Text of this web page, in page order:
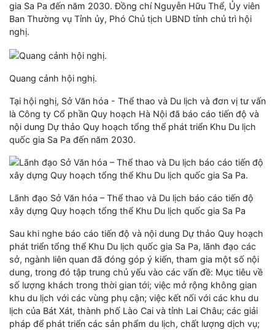
gia Sa Pa đến năm 2030. Đồng chí Nguyễn Hữu Thể, Ủy viên
Ban Thường vụ Tỉnh ủy, Phó Chủ tịch UBND tỉnh chủ trì hội
nghị.
Quang cảnh hội nghị.
Tại hội nghị, Sở Văn hóa - Thể thao và Du lịch và đơn vị tư vấn
là Công ty Cổ phần Quy hoạch Hà Nội đã báo cáo tiến độ và
nội dung Dự thảo Quy hoạch tổng thể phát triển Khu Du lịch
quốc gia Sa Pa đến năm 2030.
Lãnh đạo Sở Văn hóa – Thể thao và Du lịch báo cáo tiến độ
xây dựng Quy hoạch tổng thể Khu Du lịch quốc gia Sa Pa
Sau khi nghe báo cáo tiến độ và nội dung Dự thảo Quy hoạch
phát triển tổng thể Khu Du lịch quốc gia Sa Pa, lãnh đạo các
sở, ngành liên quan đã đóng góp ý kiến, tham gia một số nội
dung, trong đó tập trung chủ yếu vào các vấn đề: Mục tiêu về
số lượng khách trong thời gian tới; việc mở rộng không gian
khu du lịch với các vùng phụ cận; việc kết nối với các khu du
lịch của Bát Xát, thành phố Lào Cai và tỉnh Lai Châu; các giải
pháp để phát triển các sản phẩm du lịch, chất lượng dịch vụ;